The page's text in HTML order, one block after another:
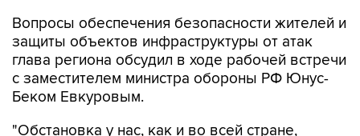
Вопросы обеспечения безопасности жителей и
защиты объектов инфраструктуры от атак
глава региона обсудил в ходе рабочей встречи
с заместителем министра обороны РФ Юнус-
Беком Евкуровым.
"Обстановка у нас, как и во всей стране,